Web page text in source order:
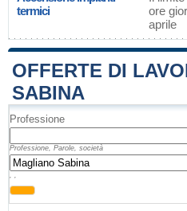
termici
ore
aprile
OFFERTE DI
SABINA
Professione
Professione, Parole, società
, ,